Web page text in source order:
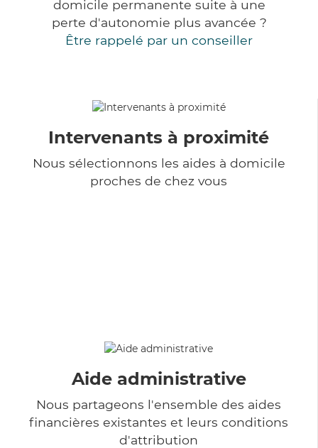
domicile permanente suite à une
perte d'autonomie plus avancée ?
Être rappelé par un conseiller
Intervenants à proximité
Nous sélectionnons les aides à domicile
proches de chez vous
Aide administrative
Nous partageons l'ensemble des aides
financières existantes et leurs conditions
d'attribution